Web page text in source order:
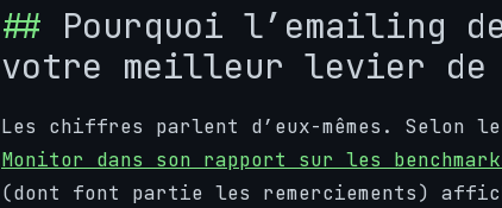
Pourquoi l’emailing
votre meilleur levier de
Les chiffres parlent d’eux-mêmes. Selon
Monitor dans son rapport sur les
(dont font partie les remerciements)